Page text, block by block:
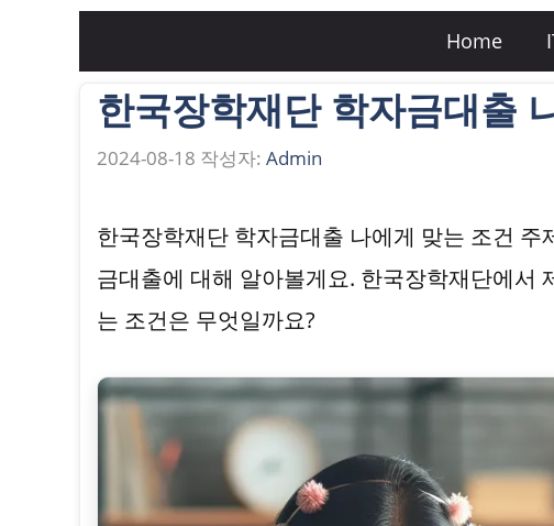
Home
한국장학재단 학자금대출
2024-08-18 작성자: Admin
한국장학재단 학자금대출 나에게 맞는 조건
금대출에 대해 알아볼게요. 한국장학재단에서
는 조건은 무엇일까요?